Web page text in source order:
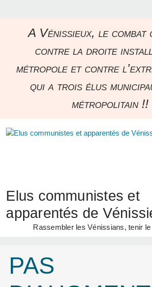
A Vénissieux, le combat
contre la droite
métropole et contre
qui a trois élus
métropolitain !!
Elus communistes et
apparentés de
Rassembler les Vénissians, tenir
PAS